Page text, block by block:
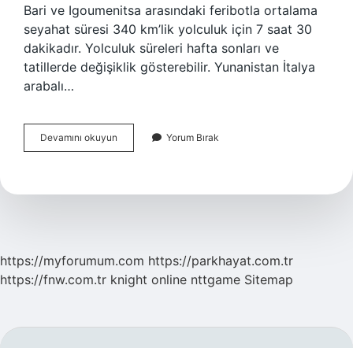
Bari ve Igoumenitsa arasındaki feribotla ortalama
seyahat süresi 340 km’lik yolculuk için 7 saat 30
dakikadır. Yolculuk süreleri hafta sonları ve
tatillerde değişiklik gösterebilir. Yunanistan İtalya
arabalı…
Devamını okuyun
Bari
Kaç
Yorum Bırak
https://myforumum.com https://parkhayat.com.tr
https://fnw.com.tr knight online nttgame Sitemap